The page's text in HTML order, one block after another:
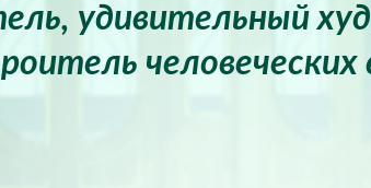
удивительный